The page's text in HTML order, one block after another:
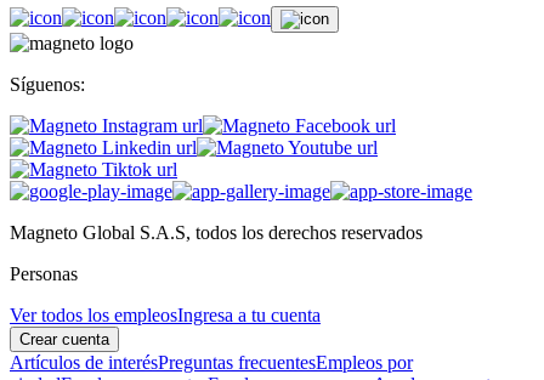
Síguenos:
Magneto Global S.A.S, todos los derechos reservados
Personas
Ver todos los empleosIngresa a tu cuenta
Crear cuenta
Artículos de interésPreguntas frecuentesEmpleos por